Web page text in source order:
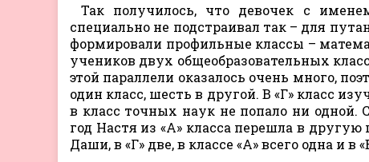
Так получилось, что девочек с
специально не подстраивал так – для
формировали профильные классы –
учеников двух общеобразовательных
этой параллели оказалось очень много,
один класс, шесть в другой. В «Г» класс
в класс точных наук не попало ни одной.
год Настя из «А» класса перешла в
Даши, в «Г» две, в классе «А» всего одна и в